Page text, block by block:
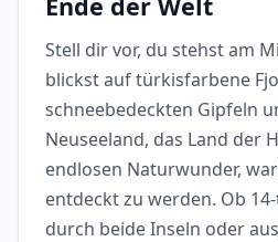
Stell dir vor, du stehst am
blickst auf türkisfarbene
schneebedeckten Gipfeln
Neuseeland, das Land der
endlosen Naturwunder,
entdeckt zu werden. Ob
durch beide Inseln oder